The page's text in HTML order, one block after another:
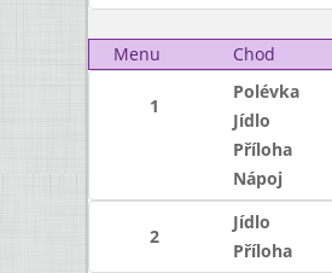
Menu
Chod
1
Polévka
Jídlo
Příloha
Nápoj
2
Jídlo
Příloha